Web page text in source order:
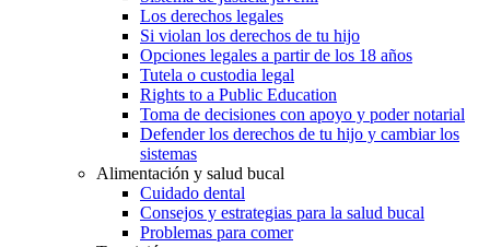
Los derechos legales
Si violan los derechos de tu hijo
Opciones legales a partir de los 18 años
Tutela o custodia legal
Rights to a Public Education
Toma de decisiones con apoyo y poder notarial
Defender los derechos de tu hijo y cambiar los
sistemas
Alimentación y salud bucal
Cuidado dental
Consejos y estrategias para la salud bucal
Problemas para comer